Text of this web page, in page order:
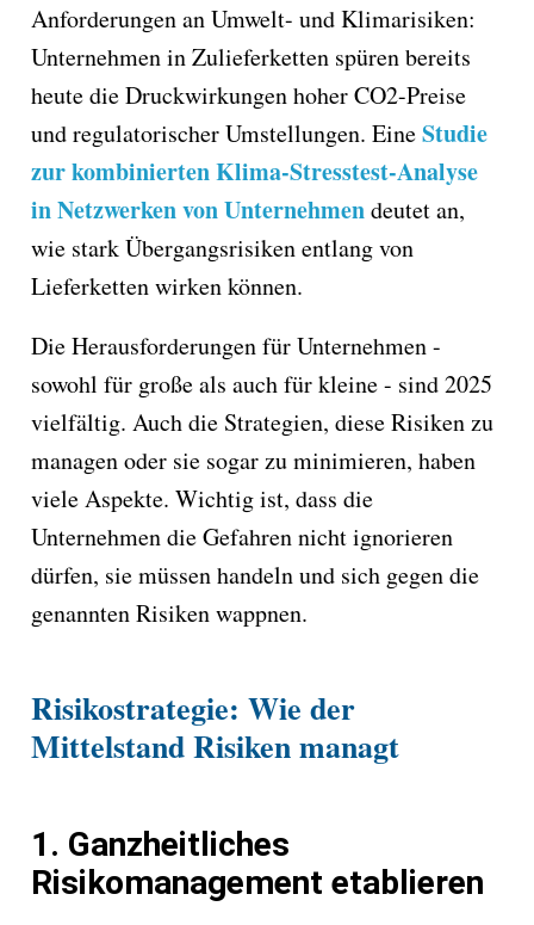
Anforderungen an Umwelt- und Klimarisiken:
Unternehmen in Zulieferketten spüren bereits
heute die Druckwirkungen hoher CO2-Preise
und regulatorischer Umstellungen. EineStudie
zur kombinierten Klima-Stresstest-Analyse
in Netzwerken von Unternehmendeutet an,
wie stark Übergangsrisiken entlang von
Lieferketten wirken können.
Die Herausforderungen für Unternehmen -
sowohl für große als auch für kleine - sind 2025
vielfältig. Auch die Strategien, diese Risiken zu
managen oder sie sogar zu minimieren, haben
viele Aspekte. Wichtig ist, dass die
Unternehmen die Gefahren nicht ignorieren
dürfen, sie müssen handeln und sich gegen die
genannten Risiken wappnen.
Risikostrategie: Wie der
Mittelstand Risiken managt
1. Ganzheitliches
Risikomanagement etablieren